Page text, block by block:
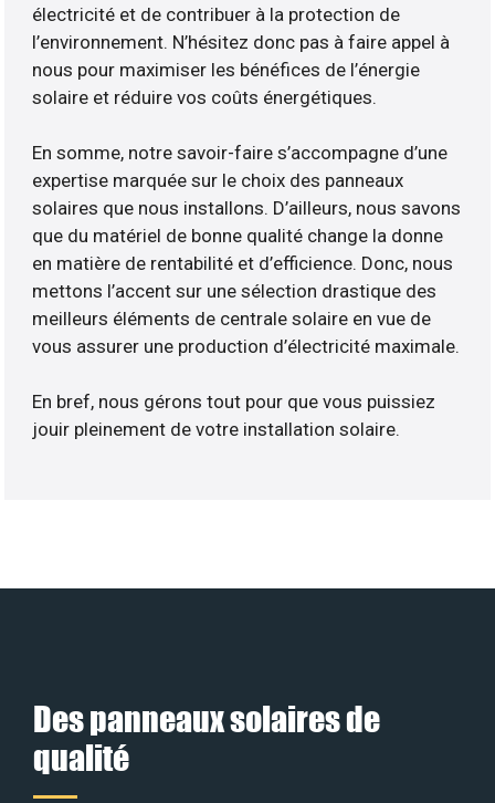
électricité et de contribuer à la protection de
l’environnement. N’hésitez donc pas à faire appel à
nous pour maximiser les bénéfices de l’énergie
solaire et réduire vos coûts énergétiques.
En somme, notre savoir-faire s’accompagne d’une
expertise marquée sur le choix des panneaux
solaires que nous installons. D’ailleurs, nous savons
que du matériel de bonne qualité change la donne
en matière de rentabilité et d’efficience. Donc, nous
mettons l’accent sur une sélection drastique des
meilleurs éléments de centrale solaire en vue de
vous assurer une production d’électricité maximale.
En bref, nous gérons tout pour que vous puissiez
jouir pleinement de votre installation solaire.
Des panneaux solaires de
qualité